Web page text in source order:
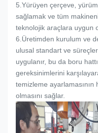
5. Yürüyen çerçeve,
sağlamak ve tüm
teknolojik araçlara uygun
6. Üretimden kurulum ve
ulusal standart ve
uygulanır, bu da boru
gereksinimlerini
temizleme
olmasını sağlar.